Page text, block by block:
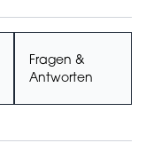
Fragen &
Antworten